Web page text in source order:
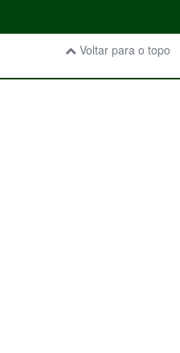
Voltar para o topo